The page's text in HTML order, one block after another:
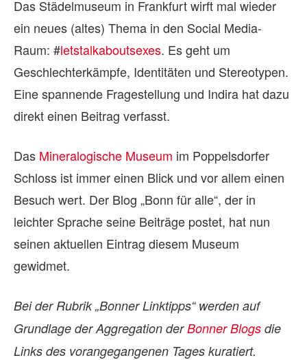
Das Städelmuseum in Frankfurt wirft mal wieder
ein neues (altes) Thema in den Social Media-
Raum: #letstalkaboutsexes. Es geht um
Geschlechterkämpfe, Identitäten und Stereotypen.
Eine spannende Fragestellung und Indira hat dazu
direkt einen Beitrag verfasst.
Das Mineralogische Museum im Poppelsdorfer
Schloss ist immer einen Blick und vor allem einen
Besuch wert. Der Blog „Bonn für alle“, der in
leichter Sprache seine Beiträge postet, hat nun
seinen aktuellen Eintrag diesem Museum
gewidmet.
Bei der Rubrik „Bonner Linktipps“ werden auf
Grundlage der Aggregation derBonner Blogs die
Links des vorangegangenen Tages kuratiert.